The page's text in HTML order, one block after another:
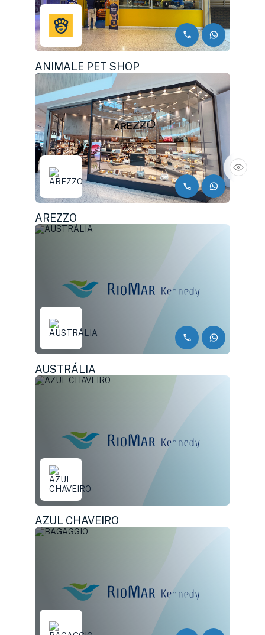
ANIMALE PET SHOP
AREZZO
AUSTRÁLIA
AZUL CHAVEIRO